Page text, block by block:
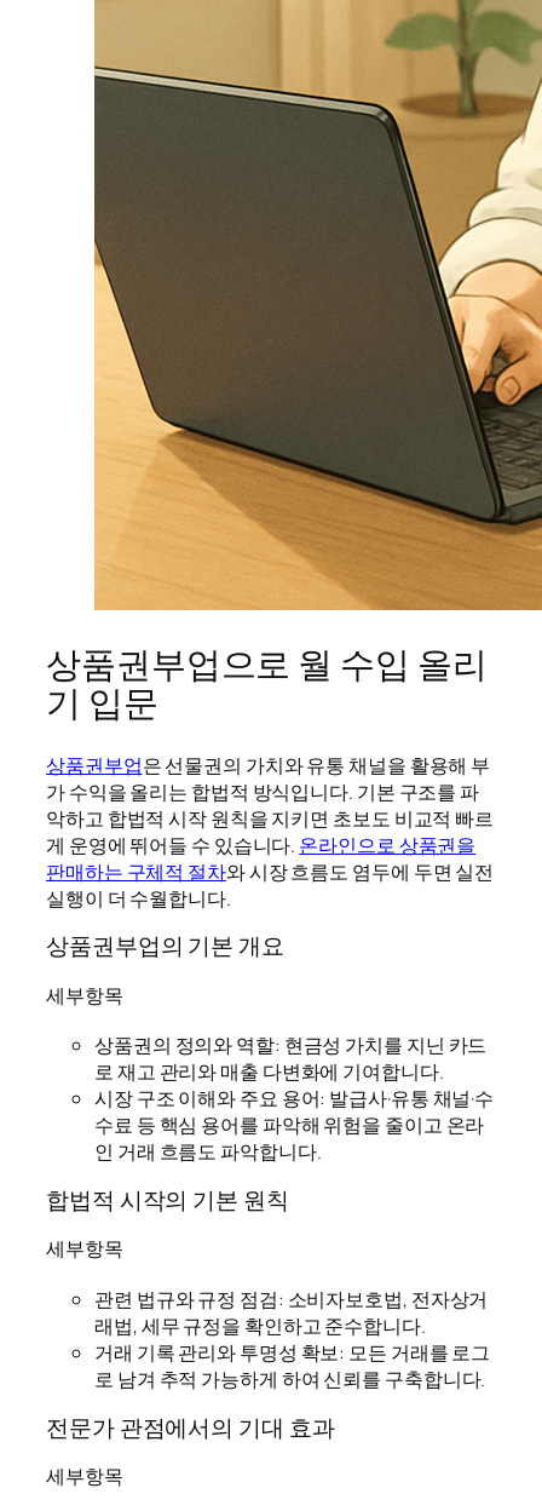
상품권부업으로 월 수입 올리
기 입문
상품권부업은 선물권의 가치와 유통 채널을 활용해 부
가 수익을 올리는 합법적 방식입니다. 기본 구조를 파
악하고 합법적 시작 원칙을 지키면 초보도 비교적 빠르
게 운영에 뛰어들 수 있습니다. 온라인으로 상품권을
판매하는 구체적 절차와 시장 흐름도 염두에 두면 실전
실행이 더 수월합니다.
상품권부업의 기본 개요
세부항목
상품권의 정의와 역할: 현금성 가치를 지닌 카드
로 재고 관리와 매출 다변화에 기여합니다.
시장 구조 이해와 주요 용어: 발급사·유통 채널·수
수료 등 핵심 용어를 파악해 위험을 줄이고 온라
인 거래 흐름도 파악합니다.
합법적 시작의 기본 원칙
세부항목
관련 법규와 규정 점검: 소비자보호법, 전자상거
래법, 세무 규정을 확인하고 준수합니다.
거래 기록 관리와 투명성 확보: 모든 거래를 로그
로 남겨 추적 가능하게 하여 신뢰를 구축합니다.
전문가 관점에서의 기대 효과
세부항목